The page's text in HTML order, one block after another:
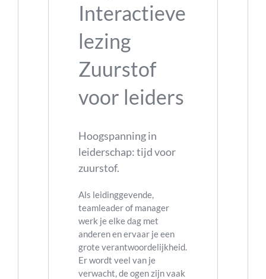
Interactieve
lezing
Zuurstof
voor leiders
Hoogspanning in
leiderschap: tijd voor
zuurstof.
Als leidinggevende,
teamleader of manager
werk je elke dag met
anderen en ervaar je een
grote verantwoordelijkheid.
Er wordt veel van je
verwacht, de ogen zijn vaak